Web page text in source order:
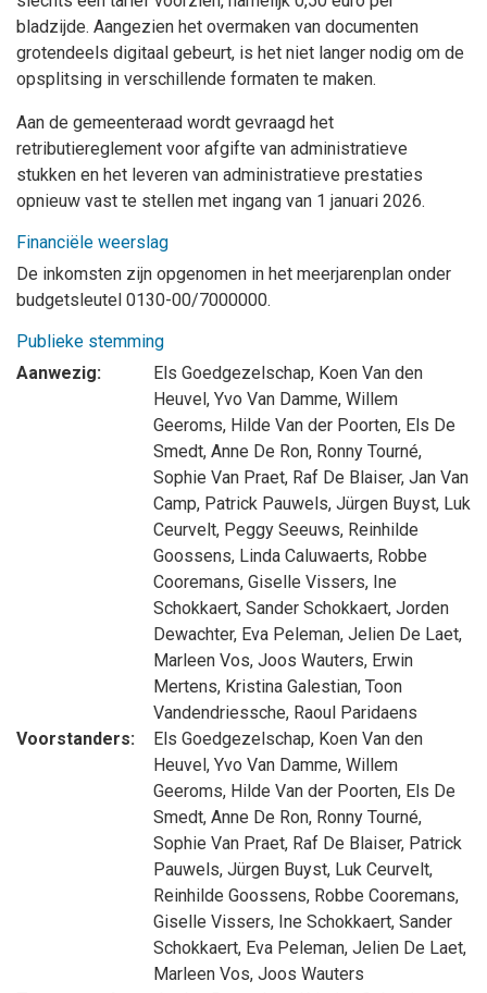
bladzijde. Aangezien het overmaken van documenten
grotendeels digitaal gebeurt, is het niet langer nodig om de
opsplitsing in verschillende formaten te maken.
Aan de gemeenteraad wordt gevraagd het
retributiereglement voor afgifte van administratieve
stukken en het leveren van administratieve prestaties
opnieuw vast te stellen met ingang van 1 januari 2026.
Financiële weerslag
De inkomsten zijn opgenomen in het meerjarenplan onder
budgetsleutel 0130-00/7000000.
Publieke stemming
Aanwezig:
Els Goedgezelschap, Koen Van den
Heuvel, Yvo Van Damme, Willem
Geeroms, Hilde Van der Poorten, Els De
Smedt, Anne De Ron, Ronny Tourné,
Sophie Van Praet, Raf De Blaiser, Jan Van
Camp, Patrick Pauwels, Jürgen Buyst, Luk
Ceurvelt, Peggy Seeuws, Reinhilde
Goossens, Linda Caluwaerts, Robbe
Cooremans, Giselle Vissers, Ine
Schokkaert, Sander Schokkaert, Jorden
Dewachter, Eva Peleman, Jelien De Laet,
Marleen Vos, Joos Wauters, Erwin
Mertens, Kristina Galestian, Toon
Vandendriessche, Raoul Paridaens
Voorstanders:
Els Goedgezelschap, Koen Van den
Heuvel, Yvo Van Damme, Willem
Geeroms, Hilde Van der Poorten, Els De
Smedt, Anne De Ron, Ronny Tourné,
Sophie Van Praet, Raf De Blaiser, Patrick
Pauwels, Jürgen Buyst, Luk Ceurvelt,
Reinhilde Goossens, Robbe Cooremans,
Giselle Vissers, Ine Schokkaert, Sander
Schokkaert, Eva Peleman, Jelien De Laet,
Marleen Vos, Joos Wauters